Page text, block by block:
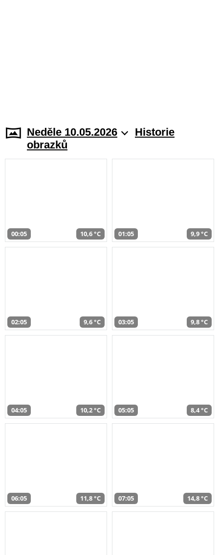
Neděle 10.05.2026
Historie
obrazků
00:05 10,6 °C 01:05 9,9 °C
02:05 9,6 °C 03:05 9,8 °C
04:05 10,2 °C 05:05 8,4 °C
06:05 11,8 °C 07:05 14,8 °C